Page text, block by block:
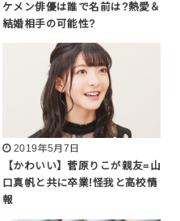
ケメン俳優は誰で名前は?熱愛＆
結婚相手の可能性?
2019年5月7日
【かわいい】菅原りこが親友=山
口真帆と共に卒業!怪我と高校情
報